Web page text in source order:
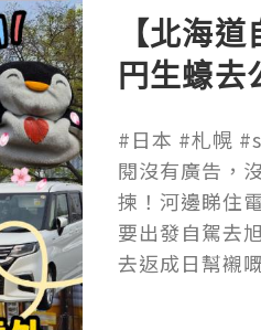
【北海
円生蠔去
麼？｜北
旅EP4｜
#日本 #札幌
閱沒有廣告，
揀！河邊睇住
要出發自駕去
去返成日幫襯